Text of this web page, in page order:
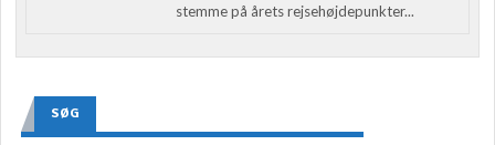
stemme på årets rejsehøjdepunkter...
SØG